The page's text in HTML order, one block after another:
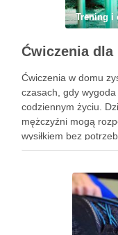
Trening i
Ćwiczenia w domu
czasach, gdy
codziennym życiu.
mężczyźni mogą
wysiłkiem bez
dojazdy do siłowni.